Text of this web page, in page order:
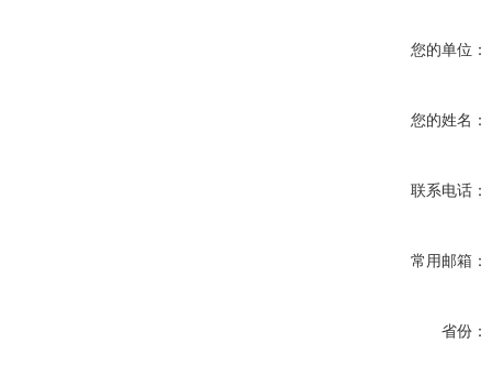
您的单位：
您的姓名：
联系电话：
常用邮箱：
省份：